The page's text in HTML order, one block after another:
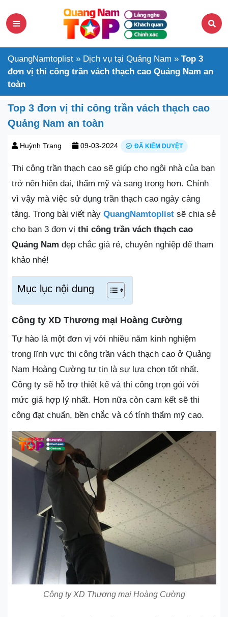
QuangNamtoplist » Dịch vụ tại Quảng Nam » Top 3
đơn vị thi công trần vách thạch cao Quảng Nam an
toàn
Top 3 đơn vị thi công trần vách thạch cao
Quảng Nam an toàn
Huỳnh Trang 09-03-2024 ĐÃ KIỂM DUYỆT
Thi công trần thạch cao sẽ giúp cho ngôi nhà của bạn
trở nên hiện đại, thẩm mỹ và sang trọng hơn. Chính
vì vậy mà việc sử dụng trần thạch cao ngày càng
tăng. Trong bài viết này QuangNamtoplist sẽ chia sẻ
cho bạn 3 đơn vị thi công trần vách thạch cao
Quảng Nam đẹp chắc giá rẻ, chuyên nghiệp để tham
khảo nhé!
Mục lục nội dung
Công ty XD Thương mại Hoàng Cường
Tự hào là một đơn vị với nhiều năm kinh nghiệm
trong lĩnh vực thi công trần vách thạch cao ở Quảng
Nam Hoàng Cường tự tin là sự lựa chọn tốt nhất.
Công ty sẽ hỗ trợ thiết kế và thi công trọn gói với
mức giá hợp lý nhất. Hơn nữa còn cam kết sẽ thi
công đạt chuẩn, bền chắc và có tính thẩm mỹ cao.
Công ty XD Thương mại Hoàng Cường